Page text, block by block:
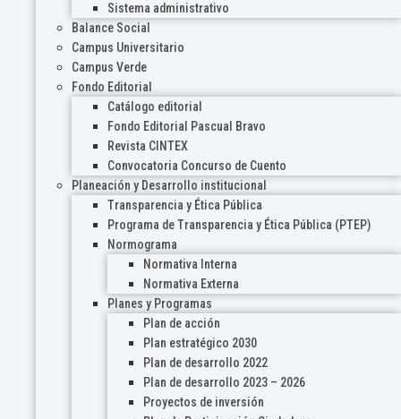
Sistema administrativo
Balance Social
Campus Universitario
Campus Verde
Fondo Editorial
Catálogo editorial
Fondo Editorial Pascual Bravo
Revista CINTEX
Convocatoria Concurso de Cuento
Planeación y Desarrollo institucional
Transparencia y Ética Pública
Programa de Transparencia y Ética Pública (PTEP)
Normograma
Normativa Interna
Normativa Externa
Planes y Programas
Plan de acción
Plan estratégico 2030
Plan de desarrollo 2022
Plan de desarrollo 2023 – 2026
Proyectos de inversión